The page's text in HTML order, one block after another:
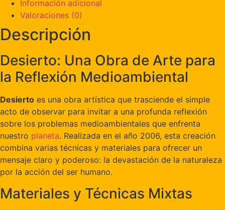
Información adicional
Valoraciones (0)
Descripción
Desierto: Una Obra de Arte para
la Reflexión Medioambiental
Desierto es una obra artística que trasciende el simple
acto de observar para invitar a una profunda reflexión
sobre los problemas medioambientales que enfrenta
nuestro planeta. Realizada en el año 2006, esta creación
combina varias técnicas y materiales para ofrecer un
mensaje claro y poderoso: la devastación de la naturaleza
por la acción del ser humano.
Materiales y Técnicas Mixtas